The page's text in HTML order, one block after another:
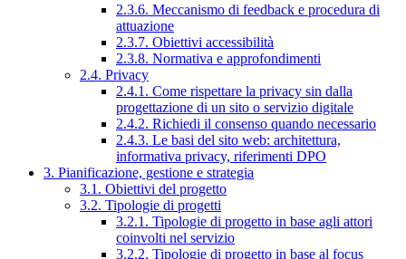
2.3.6. Meccanismo di feedback e procedura di
attuazione
2.3.7. Obiettivi accessibilità
2.3.8. Normativa e approfondimenti
2.4. Privacy
2.4.1. Come rispettare la privacy sin dalla
progettazione di un sito o servizio digitale
2.4.2. Richiedi il consenso quando necessario
2.4.3. Le basi del sito web: architettura,
informativa privacy, riferimenti DPO
3. Pianificazione, gestione e strategia
3.1. Obiettivi del progetto
3.2. Tipologie di progetti
3.2.1. Tipologie di progetto in base agli attori
coinvolti nel servizio
3.2.2. Tipologie di progetto in base al focus